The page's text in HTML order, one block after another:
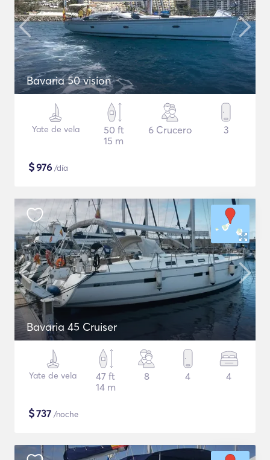
Bavaria 50 vision
Yate de vela
50 ft
15 m
6 Crucero 3
$976 /día
Bavaria 45 Cruiser
Yate de vela
47 ft
14 m
8 4 4
$737 /noche